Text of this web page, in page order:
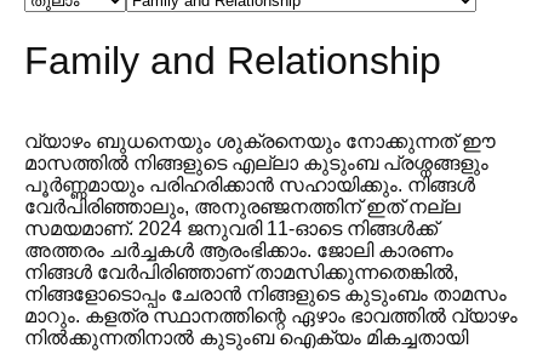
Family and Relationship
വ്യാഴം ബുധനെയും ശുക്രനെയും നോക്കുന്നത് ഈ
മാസത്തിൽ നിങ്ങളുടെ എല്ലാ കുടുംബ പ്രശ്നങ്ങളും
പൂർണ്ണമായും പരിഹരിക്കാൻ സഹായിക്കും. നിങ്ങൾ
വേർപിരിഞ്ഞാലും, അനുരഞ്ജനത്തിന് ഇത് നല്ല
സമയമാണ്. 2024 ജനുവരി 11-ഓടെ നിങ്ങൾക്ക്
അത്തരം ചർച്ചകൾ ആരംഭിക്കാം. ജോലി കാരണം
നിങ്ങൾ വേർപിരിഞ്ഞാണ് താമസിക്കുന്നതെങ്കിൽ,
നിങ്ങളോടൊപ്പം ചേരാൻ നിങ്ങളുടെ കുടുംബം താമസം
മാറും. കളത്ര സ്ഥാനത്തിന്റെ ഏഴാം ഭാവത്തിൽ വ്യാഴം
നിൽക്കുന്നതിനാൽ കുടുംബ ഐക്യം മികച്ചതായി